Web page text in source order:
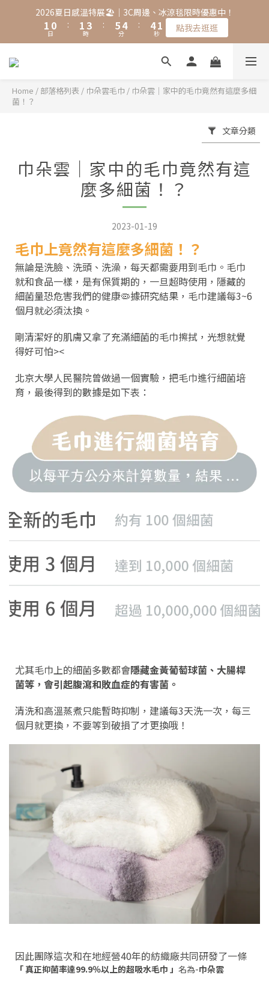
2026夏日感溫特展🏖️｜3C周邊、冰涼毯限時優惠中！
2
1
0
1
0
日
:
2
1
0
4
3
2
時
:
6
5
4
0
5
4
3
分
:
5
4
3
2
1
0
秒 點我去逛逛
Home / 部落格列表 / 巾朵雲毛巾 / 巾朵雲｜家中的毛巾竟然有這麼多細
菌！？
文章分類
巾朵雲｜家中的毛巾竟然有這
麼多細菌！？
2023-01-19
毛巾上竟然有這麼多細菌！？
無論是洗臉、洗頭、洗澡，每天都需要用到毛巾。毛巾
就和食品一樣，是有保質期的，一旦超時使用，隱藏的
細菌量恐危害我們的健康🦠據研究結果，毛巾建議每3~6
個月就必須汰換。
剛清潔好的肌膚又拿了充滿細菌的毛巾擦拭，光想就覺
得好可怕><
北京大學人民醫院曾做過一個實驗，把毛巾進行細菌培
育，最後得到的數據是如下表：
尤其毛巾上的細菌多數都會隱藏金黃葡萄球菌、大腸桿
菌等，會引起腹瀉和敗血症的有害菌。
清洗和高溫蒸煮只能暫時抑制，建議每3天洗一次，每三
個月就更換，不要等到破損了才更換哦！
因此團隊這次和在地經營40年的紡織廠共同研發了一條
「 真正抑菌率達99.9％以上的超吸水毛巾 」 名為-巾朵雲